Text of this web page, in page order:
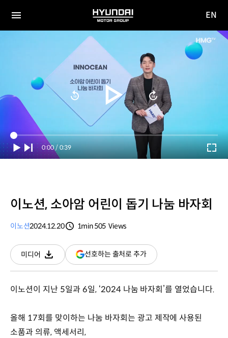
전체
HYUNDAI
MOTOR
GROUP
사이
EN
Current
Time
0:00 / Duration
0:39
이노션, 소아암 어린이 돕기 나눔 바자회
이노션2024.12.20
1min505 Views
미디어
다운로드
선호하는 출처로 추가(새
창
이노션이 지난 5일과 6일, ‘2024 나눔 바자회’를 열었습니다.
올해 17회를 맞이하는 나눔 바자회는 광고 제작에 사용된
소품과 의류, 액세서리,